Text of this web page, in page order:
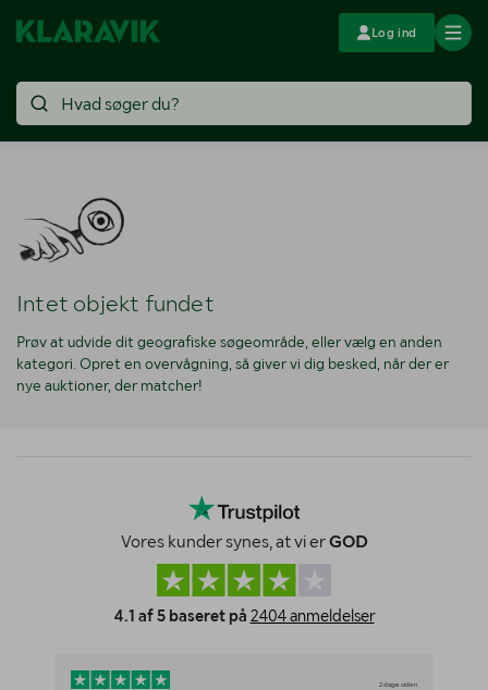
Log ind
Intet objekt fundet
Prøv at udvide dit geografiske søgeområde, eller vælg en anden
kategori. Opret en overvågning, så giver vi dig besked, når der er
nye auktioner, der matcher!
Vores kunder synes, at vi erGOD
4.1 af 5 baseret på 2404 anmeldelser
2 dage siden